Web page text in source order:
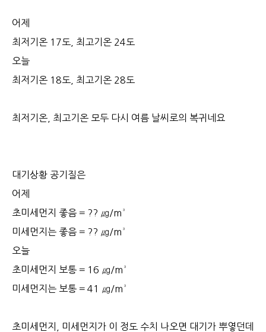
어제
최저기온 17도, 최고기온 24도
오늘
최저기온 18도, 최고기온 28도
최저기온, 최고기온 모두 다시 여름 날씨로의 복귀네요
대기상황 공기질은
어제
초미세먼지 좋음 = ?? ㎍/m³
미세먼지는 좋음 = ?? ㎍/m³
오늘
초미세먼지 보통 = 16 ㎍/m³
미세먼지는 보통 = 41 ㎍/m³
초미세먼지, 미세먼지가 이 정도 수치 나오면 대기가 뿌옇던데